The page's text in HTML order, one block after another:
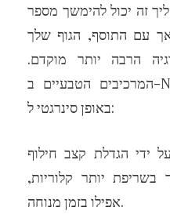
זה יכול להימשך מספר
עם התוסף, הגוף שלך
הרבה יותר מוקדם.
המרכיבים הטבעיים ב-NexaSlim Ketosis פועלים
באופן סינרגטי ל:
ידי הגדלת קצב חילוף
יותר קלוריות,
אפילו בזמן מנוחה.